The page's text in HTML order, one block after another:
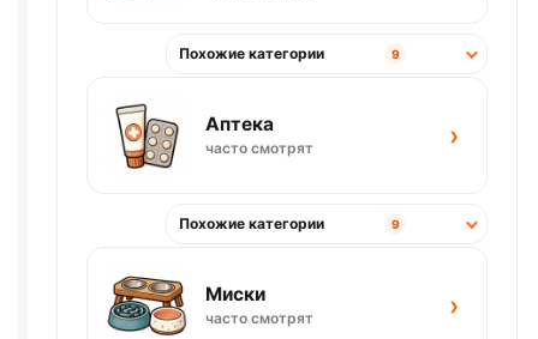
Похожие категории 9
Аптека
часто смотрят ›
Похожие категории 9
Миски
часто смотрят ›